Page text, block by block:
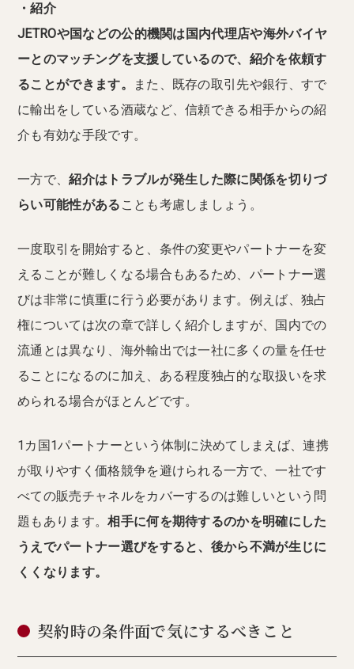
・紹介
JETROや国などの公的機関は国内代理店や海外バイヤ
ーとのマッチングを支援しているので、紹介を依頼す
ることができます。
また、既存の取引先や銀行、すで
に輸出をしている酒蔵など、信頼できる相手からの紹
介も有効な手段です。
一方で、紹介はトラブルが発生した際に関係を切りづ
らい可能性がある ことも考慮しましょう。
一度取引を開始すると、条件の変更やパートナーを変
えることが難しくなる場合もあるため、パートナー選
びは非常に慎重に行う必要があります。例えば、独占
権については次の章で詳しく紹介しますが、国内での
流通とは異なり、海外輸出では一社に多くの量を任せ
ることになるのに加え、ある程度独占的な取扱いを求
められる場合がほとんどです。
1カ国1パートナーという体制に決めてしまえば、連携
が取りやすく価格競争を避けられる一方で、一社です
べての販売チャネルをカバーするのは難しいという問
題もあります。相手に何を期待するのかを明確にした
うえでパートナー選びをすると、後から不満が生じに
くくなります。
契約時の条件面で気にするべきこと